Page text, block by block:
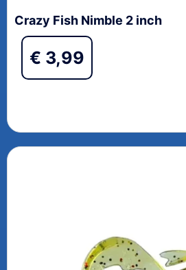
Crazy Fish Nimble 2 inch
€ 3,99